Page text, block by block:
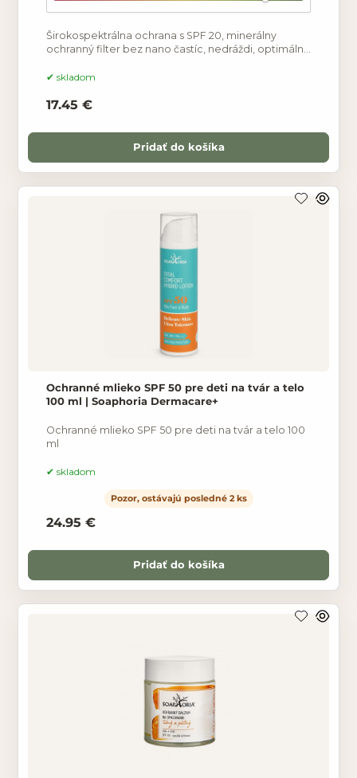
Širokospektrálna ochrana s SPF 20, minerálny
ochranný filter bez nano častíc, nedráždi, optimálna
pred
skladom
17.45 €
Pridať do košíka
Ochranné mlieko SPF 50 pre deti na tvár a telo
100 ml | Soaphoria Dermacare+
Ochranné mlieko SPF 50 pre deti na tvár a telo 100
ml
skladom
Pozor, ostávajú posledné 2 ks
24.95 €
Pridať do košíka